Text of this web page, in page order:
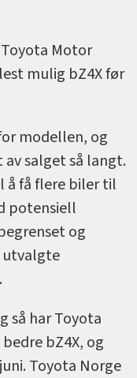
Motor
mulig bZ4X før
modellen, og
salget så langt.
å få flere biler til
potensiell
og
utvalgte
så har Toyota
bZ4X, og
Toyota Norge